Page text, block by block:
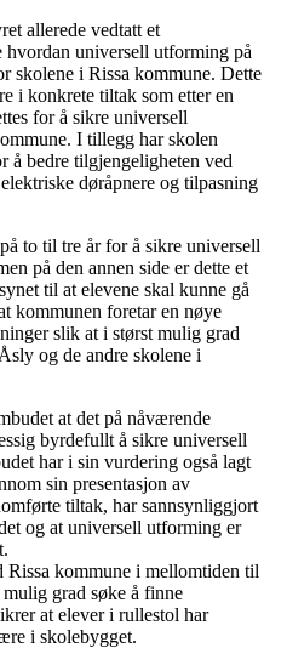
allerede vedtatt et
hvordan universell utforming på
skolene i Rissa kommune. Dette
i konkrete tiltak som etter en
for å sikre universell
I tillegg har skolen
å bedre tilgjengeligheten ved
døråpnere og tilpasning
to til tre år for å sikre universell
på den annen side er dette et
til at elevene skal kunne gå
kommunen foretar en nøye
slik at i størst mulig grad
og de andre skolene i
at det på nåværende
byrdefullt å sikre universell
har i sin vurdering også lagt
sin presentasjon av
tiltak, har sannsynliggjort
og at universell utforming er
kommune i mellomtiden til
grad søke å finne
at elever i rullestol har
i skolebygget.